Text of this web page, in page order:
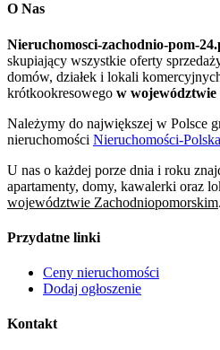
O Nas
Nieruchomosci-zachodnio-pom-
skupiający wszystkie oferty
domów, działek i lokali
krótkookresowego w
Należymy do największej w Polsce
nieruchomości Nieruchomości-
U nas o każdej porze dnia i roku
apartamenty, domy, kawalerki oraz
województwie Zachodniopomorskim.
Przydatne linki
Ceny nieruchomości
Dodaj ogłoszenie
Kontakt